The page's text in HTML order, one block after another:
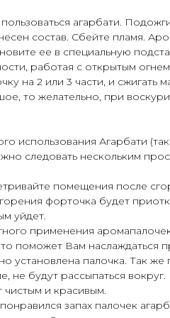
агарбати.
состав. Сбейте пламя.
ее в специальную
работая с открытым
на 2 или 3 части, и сжигать
то желательно, при
использования Агарбати
следовать нескольким
помещения после
форточка будет
уйдет.
применения
поможет Вам наслаждаться
установлена палочка. Так
не будут рассыпаться
чистым и красивым.
запах палочек